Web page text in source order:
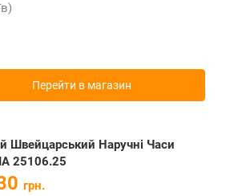
Перейти в магазин
Швейцарський Наручні Часи
25106.25
грн.